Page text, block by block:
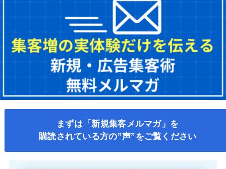
まずは「新規集客メルマガ」を
購読されている方の”声”をご覧ください